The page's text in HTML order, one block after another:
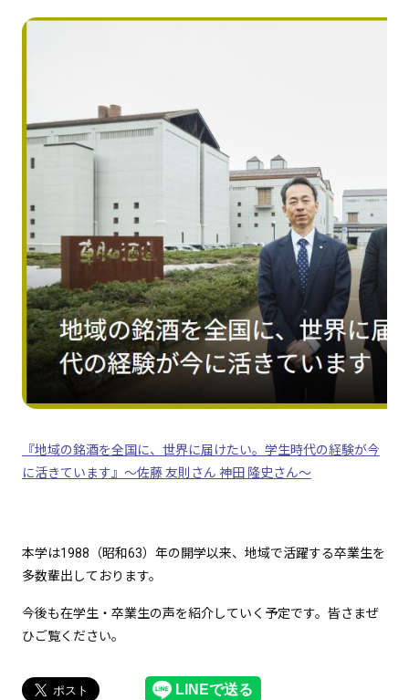
『地域の銘酒を全国に、世界に届けたい。学生時代の経験が今
に活きています』～佐藤 友則さん 神田 隆史さん～
本学は1988（昭和63）年の開学以来、地域で活躍する卒業生を
多数輩出しております。
今後も在学生・卒業生の声を紹介していく予定です。皆さまぜ
ひご覧ください。